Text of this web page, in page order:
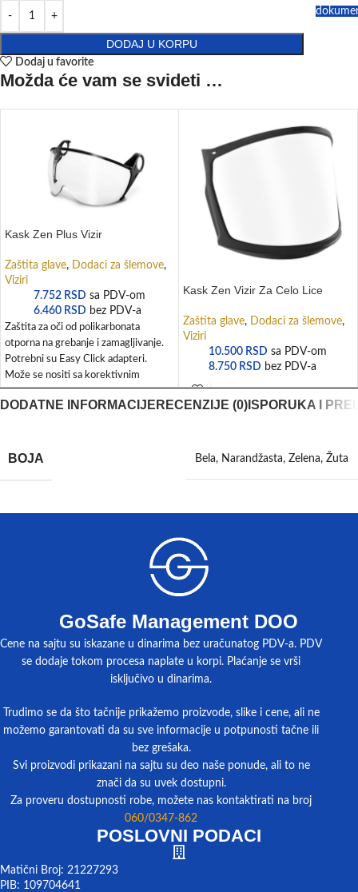
DODAJ U KORPU
Dodaj u favorite
Možda će vam se svideti …
Kask Zen Plus Vizir
Zaštita glave, Dodaci za šlemove,
Viziri
7.752 RSD sa PDV-om
6.460 RSD bez PDV-a
Zaštita za oči od polikarbonata
otporna na grebanje i zamagljivanje.
Potrebni su Easy Click adapteri.
Može se nositi sa korektivnim
Kask Zen Vizir Za Celo Lice
Zaštita glave, Dodaci za šlemove,
Viziri
10.500 RSD sa PDV-om
8.750 RSD bez PDV-a
DODATNE INFORMACIJE RECENZIJE (0) ISPORUKA I
BOJA Bela, Narandžasta, Zelena, Žuta
GoSafe Management DOO
Cene na sajtu su iskazane u dinarima bez uračunatog PDV-a. PDV
se dodaje tokom procesa naplate u korpi. Plaćanje se vrši
isključivo u dinarima.
Trudimo se da što tačnije prikažemo proizvode, slike i cene, ali ne
možemo garantovati da su sve informacije u potpunosti tačne ili
bez grešaka.
Svi proizvodi prikazani na sajtu su deo naše ponude, ali to ne
znači da su uvek dostupni.
Za proveru dostupnosti robe, možete nas kontaktirati na broj
060/0347-862
POSLOVNI PODACI
Matični Broj: 21227293
PIB: 109704641